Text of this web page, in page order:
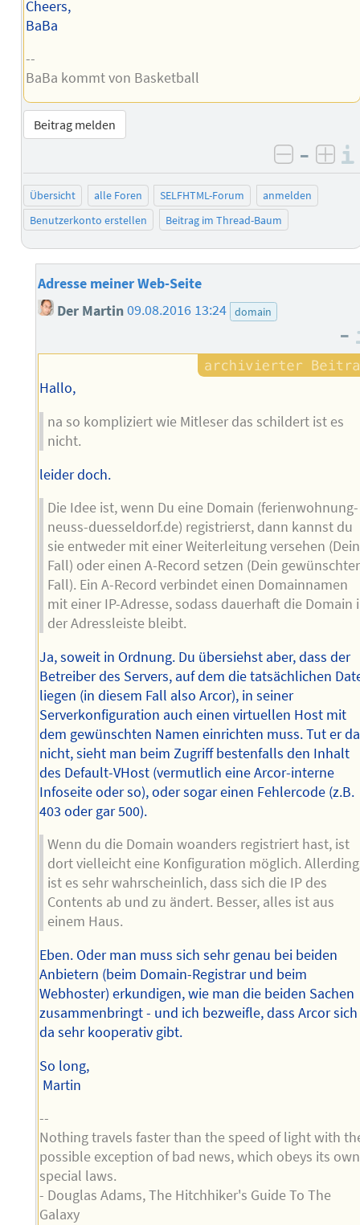
Cheers,
BaBa
--
BaBa kommt von Basketball
Beitrag melden
negativ
–
Übersicht alle Foren SELFHTML-Forum
anmelden
Benutzerkonto erstellen
Beitrag im Thread-Baum
Adresse meiner Web-Seite
Der Martin09.08.2016 13:24 domain
–
Hallo,
na so kompliziert wie Mitleser das schildert ist es
nicht.
leider doch.
Die Idee ist, wenn Du eine Domain (ferienwohnung-
neuss-duesseldorf.de) registrierst, dann kannst du
sie entweder mit einer Weiterleitung versehen (Dein
Fall) oder einen A-Record setzen (Dein gewünschter
Fall). Ein A-Record verbindet einen Domainnamen
mit einer IP-Adresse, sodass dauerhaft die Domain
der Adressleiste bleibt.
Ja, soweit in Ordnung. Du übersiehst aber, dass der
Betreiber des Servers, auf dem die tatsächlichen
liegen (in diesem Fall also Arcor), in seiner
Serverkonfiguration auch einen virtuellen Host mit
dem gewünschten Namen einrichten muss. Tut er
nicht, sieht man beim Zugriff bestenfalls den Inhalt
des Default-VHost (vermutlich eine Arcor-interne
Infoseite oder so), oder sogar einen Fehlercode (z.B.
403 oder gar 500).
Wenn du die Domain woanders registriert hast, ist
dort vielleicht eine Konfiguration möglich.
ist es sehr wahrscheinlich, dass sich die IP des
Contents ab und zu ändert. Besser, alles ist aus
einem Haus.
Eben. Oder man muss sich sehr genau bei beiden
Anbietern (beim Domain-Registrar und beim
Webhoster) erkundigen, wie man die beiden Sachen
zusammenbringt - und ich bezweifle, dass Arcor sich
da sehr kooperativ gibt.
So long,
Martin
--
Nothing travels faster than the speed of light with
possible exception of bad news, which obeys its own
special laws.
- Douglas Adams, The Hitchhiker's Guide To The
Galaxy